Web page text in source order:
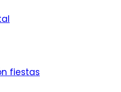
fiestas